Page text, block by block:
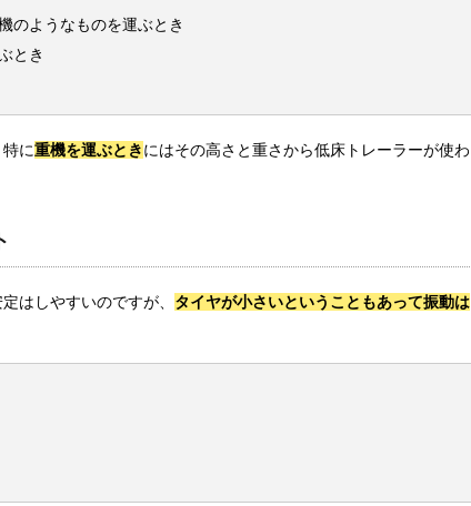
のようなものを運ぶとき
とき
に重機を運ぶときにはその高さと重さから低床トレーラーが使わ
はしやすいのですが、 タイヤが小さいということもあって振動は